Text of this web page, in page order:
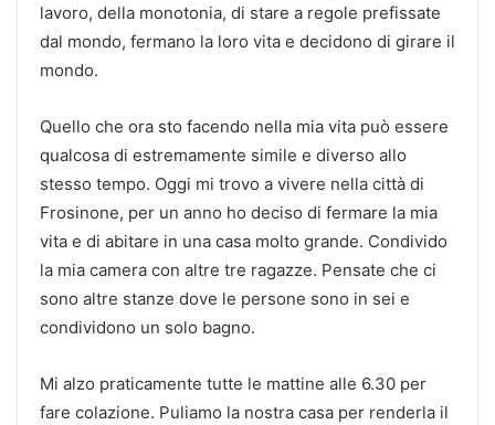
lavoro, della monotonia, di stare a regole prefissate
dal mondo, fermano la loro vita e decidono di girare il
mondo.
Quello che ora sto facendo nella mia vita può essere
qualcosa di estremamente simile e diverso allo
stesso tempo. Oggi mi trovo a vivere nella città di
Frosinone, per un anno ho deciso di fermare la mia
vita e di abitare in una casa molto grande. Condivido
la mia camera con altre tre ragazze. Pensate che ci
sono altre stanze dove le persone sono in sei e
condividono un solo bagno.
Mi alzo praticamente tutte le mattine alle 6.30 per
fare colazione. Puliamo la nostra casa per renderla il